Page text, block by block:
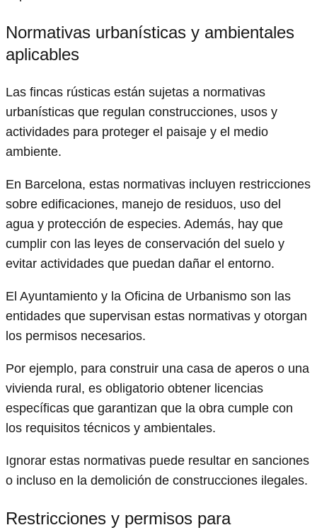
Normativas urbanísticas y ambientales
aplicables
Las fincas rústicas están sujetas a normativas
urbanísticas que regulan construcciones, usos y
actividades para proteger el paisaje y el medio
ambiente.
En Barcelona, estas normativas incluyen restricciones
sobre edificaciones, manejo de residuos, uso del
agua y protección de especies. Además, hay que
cumplir con las leyes de conservación del suelo y
evitar actividades que puedan dañar el entorno.
El Ayuntamiento y la Oficina de Urbanismo son las
entidades que supervisan estas normativas y otorgan
los permisos necesarios.
Por ejemplo, para construir una casa de aperos o una
vivienda rural, es obligatorio obtener licencias
específicas que garantizan que la obra cumple con
los requisitos técnicos y ambientales.
Ignorar estas normativas puede resultar en sanciones
o incluso en la demolición de construcciones ilegales.
Restricciones y permisos para